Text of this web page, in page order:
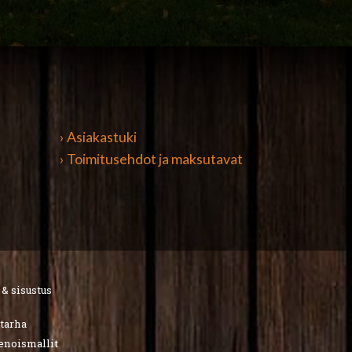
› Asiakastuki
› Toimitusehdot ja maksutavat
sisustus